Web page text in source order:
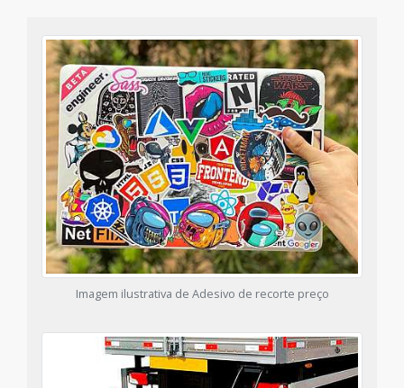
Imagem ilustrativa de Adesivo de recorte preço